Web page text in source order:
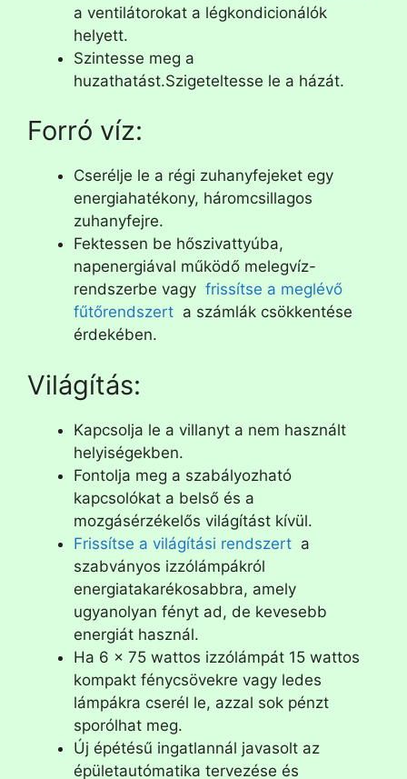
a ventilátorokat a légkondicionálók
helyett.
Szintesse meg a
huzathatást.Szigeteltesse le a házát.
Forró víz:
Cserélje le a régi zuhanyfejeket egy
energiahatékony, háromcsillagos
zuhanyfejre.
Fektessen be hőszivattyúba,
napenergiával működő melegvíz-
rendszerbe vagy frissítse a meglévő
fűtőrendszert a számlák csökkentése
érdekében.
Világítás:
Kapcsolja le a villanyt a nem használt
helyiségekben.
Fontolja meg a szabályozható
kapcsolókat a belső és a
mozgásérzékelős világítást kívül.
Frissítse a világítási rendszert a
szabványos izzólámpákról
energiatakarékosabbra, amely
ugyanolyan fényt ad, de kevesebb
energiát használ.
Ha 6 x 75 wattos izzólámpát 15 wattos
kompakt fénycsövekre vagy ledes
lámpákra cserél le, azzal sok pénzt
sporólhat meg.
Új épétésű ingatlannál javasolt az
épületautómatika tervezése és